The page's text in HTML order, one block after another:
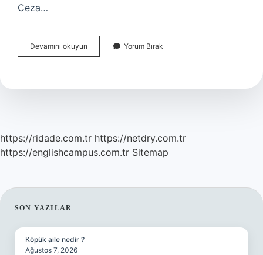
Ceza…
Devamını okuyun
Adliye
Yorum Bırak
https://ridade.com.tr https://netdry.com.tr
https://englishcampus.com.tr Sitemap
SIDEBAR
SON YAZILAR
Köpük aile nedir ?
Ağustos 7, 2026